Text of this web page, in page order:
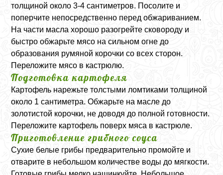
толщиной около 3-4 сантиметров. Посолите и
поперчите непосредственно перед обжариванием.
На части масла хорошо разогрейте сковороду и
быстро обжарьте мясо на сильном огне до
образования румяной корочки со всех сторон.
Переложите мясо в кастрюлю.
Подготовка картофеля
Картофель нарежьте толстыми ломтиками толщиной
около 1 сантиметра. Обжарьте на масле до
золотистой корочки, не доводя до полной готовности.
Переложите картофель поверх мяса в кастрюле.
Приготовление грибного соуса
Сухие белые грибы предварительно промойте и
отварите в небольшом количестве воды до мягкости.